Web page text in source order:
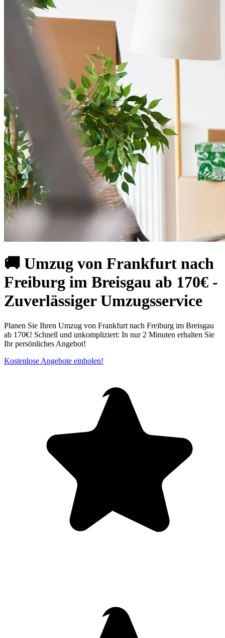
🚚 Umzug von Frankfurt nach
Freiburg im Breisgau ab 170€ -
Zuverlässiger Umzugsservice
Planen Sie Ihren Umzug von Frankfurt nach Freiburg im Breisgau
ab 170€! Schnell und unkompliziert: In nur 2 Minuten erhalten Sie
Ihr persönliches Angebot!
Kostenlose Angebote einholen!